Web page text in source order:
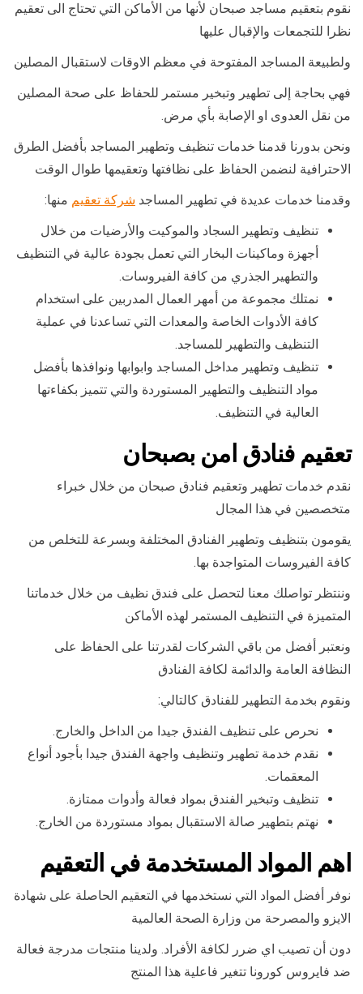
نقوم بتعقيم مساجد صبحان لأنها من الأماكن التي تحتاج الى تعقيم
نظرا للتجمعات والإقبال عليها
ولطبيعة المساجد المفتوحة في معظم الاوقات لاستقبال المصلين
فهي بحاجة إلى تطهير وتبخير مستمر للحفاظ على صحة المصلين
من نقل العدوى او الإصابة بأي مرض.
ونحن بدورنا قدمنا خدمات تنظيف وتطهير المساجد بأفضل الطرق
الاحترافية لنضمن الحفاظ على نظافتها وتعقيمها طوال الوقت
وقدمنا خدمات عديدة في تطهير المساجد شركة تعقيم منها:
تنظيف وتطهير السجاد والموكيت والأرضيات من خلال
أجهزة وماكينات البخار التي تعمل بجودة عالية في التنظيف
والتطهير الجذري من كافة الفيروسات.
نمتلك مجموعة من أمهر العمال المدربين على استخدام
كافة الأدوات الخاصة والمعدات التي تساعدنا في عملية
التنظيف والتطهير للمساجد.
تنظيف وتطهير مداخل المساجد وابوابها ونوافذها بأفضل
مواد التنظيف والتطهير المستوردة والتي تتميز بكفاءتها
العالية في التنظيف.
تعقيم فنادق امن بصبحان
نقدم خدمات تطهير وتعقيم فنادق صبحان من خلال خبراء
متخصصين في هذا المجال
يقومون بتنظيف وتطهير الفنادق المختلفة وبسرعة للتخلص من
كافة الفيروسات المتواجدة بها.
وننتظر تواصلك معنا لتحصل على فندق نظيف من خلال خدماتنا
المتميزة في التنظيف المستمر لهذه الأماكن
ونعتبر أفضل من باقي الشركات لقدرتنا على الحفاظ على
النظافة العامة والدائمة لكافة الفنادق
ونقوم بخدمة التطهير للفنادق كالتالي:
نحرص على تنظيف الفندق جيدا من الداخل والخارج.
نقدم خدمة تطهير وتنظيف واجهة الفندق جيدا بأجود أنواع
المعقمات.
تنظيف وتبخير الفندق بمواد فعالة وأدوات ممتازة.
نهتم بتطهير صالة الاستقبال بمواد مستوردة من الخارج.
اهم المواد المستخدمة في التعقيم
نوفر أفضل المواد التي نستخدمها في التعقيم الحاصلة على شهادة
الايزو والمصرحة من وزارة الصحة العالمية
دون أن تصيب اي ضرر لكافة الأفراد. ولدينا منتجات مدرجة فعالة
ضد فايروس كورونا تتغير فاعلية هذا المنتج